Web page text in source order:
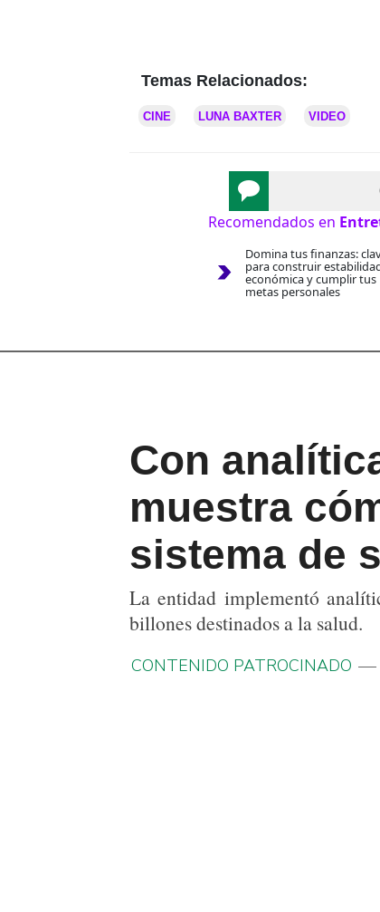
Temas Relacionados:
CINE LUNA BAXTER VIDEO
Recomendados en
Domina tus finanzas:
para construir
económica y cumplir tus
metas personales
Con
muestra
sistema de
La entidad implementó
billones destinados a la salud.
CONTENIDO PATROCINADO